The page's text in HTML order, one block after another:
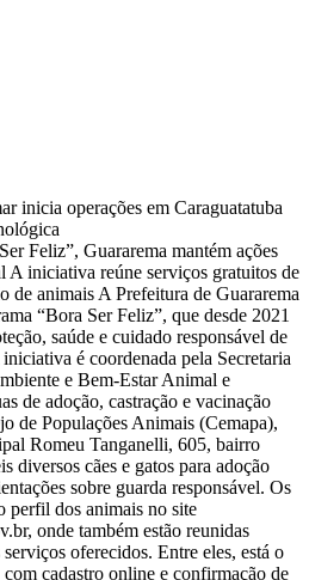
Feliz”, Guararema mantém ações
A iniciativa reúne serviços gratuitos de
de animais A Prefeitura de Guararema
“Bora Ser Feliz”, que desde 2021
saúde e cuidado responsável de
é coordenada pela Secretaria
e Bem-Estar Animal e
de adoção, castração e vacinação
de Populações Animais (Cemapa),
Romeu Tanganelli, 605, bairro
diversos cães e gatos para adoção
sobre guarda responsável. Os
perfil dos animais no site
onde também estão reunidas
oferecidos. Entre eles, está o
cadastro online e confirmação de